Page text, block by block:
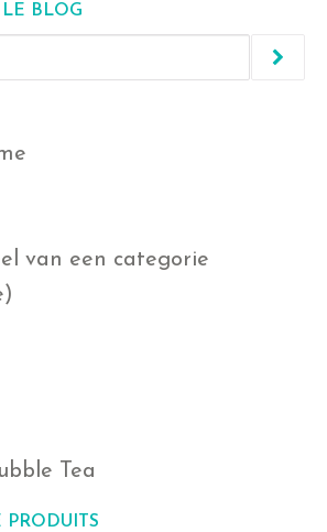
LE BLOG
van een categorie
Tea
PRODUITS